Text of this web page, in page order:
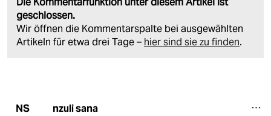
geschlossen.
Wir öffnen die Kommentarspalte bei ausgewählten
Artikeln für etwa drei Tage – hier sind sie zu finden.
NS nzuli sana